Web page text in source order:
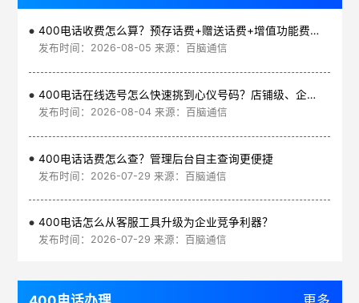
400电话收费怎么算？预存话费+赠送话费+增值功能费透明实惠
发布时间：2026-08-05 来源：百脑通信
400电话在线选号怎么快速挑到心仪号码？店铺级、企业级、集团级一次看清
发布时间：2026-08-04 来源：百脑通信
400电话话费怎么查？管理后台自主查询更便捷
发布时间：2026-07-29 来源：百脑通信
400电话怎么从客服工具升级为企业竞争利器？
发布时间：2026-07-29 来源：百脑通信